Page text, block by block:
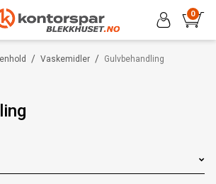
0
/ /
Vaskemidler Gulvbehandling